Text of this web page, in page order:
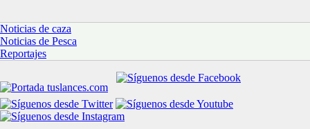
Noticias de caza
Noticias de Pesca
Reportajes